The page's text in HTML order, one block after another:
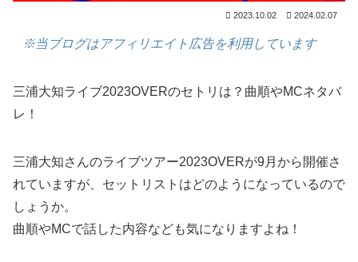
2023.10.02 2024.02.07
※当ブログはアフィリエイト広告を利用しています
三浦大知ライブ2023OVERのセトリは？曲順やMCネタバ
レ！
三浦大知さんのライブツアー2023OVERが9月から開催さ
れていますが、セットリストはどのようになっているので
しょうか。
曲順やMCで話した内容なども気になりますよね！